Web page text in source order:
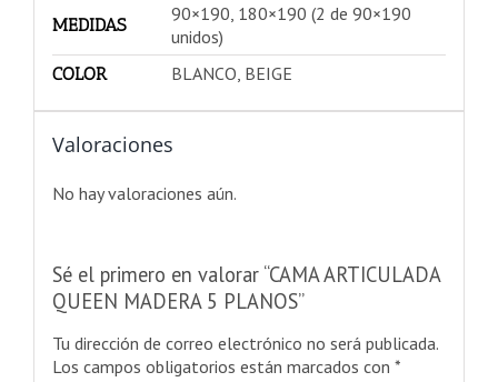
MEDIDAS
90×190, 180×190 (2 de 90×190
unidos)
COLOR BLANCO, BEIGE
Valoraciones
No hay valoraciones aún.
Sé el primero en valorar “CAMA ARTICULADA
QUEEN MADERA 5 PLANOS”
Tu dirección de correo electrónico no será publicada.
Los campos obligatorios están marcados con *